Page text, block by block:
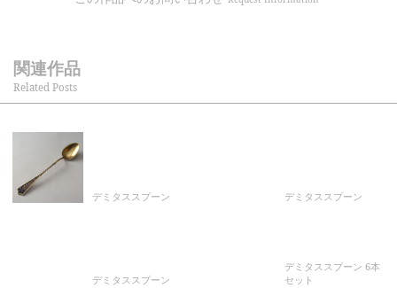
関連作品
Related Posts
デミタススプーン デミタススプーン
デミタススプーン
デミタススプーン 6本
セット